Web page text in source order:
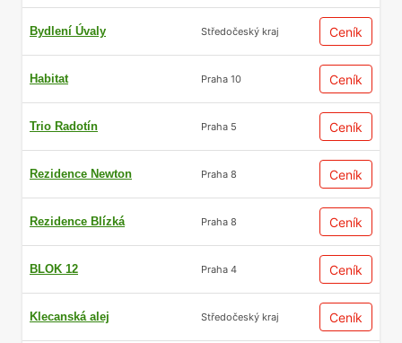
Bydlení Úvaly Středočeský kraj Ceník
Habitat Praha 10 Ceník
Trio Radotín Praha 5 Ceník
Rezidence Newton Praha 8 Ceník
Rezidence Blízká Praha 8 Ceník
BLOK 12 Praha 4 Ceník
Klecanská alej Středočeský kraj Ceník